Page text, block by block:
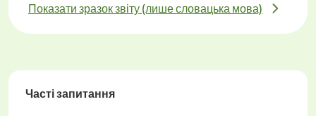
Показати зразок звіту (лише словацька мова)
Часті запитання